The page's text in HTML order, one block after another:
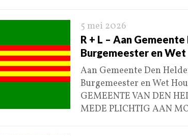
5 mei 2026
R + L – Aan
Burgemeester en
Aan Gemeente Den
Burgemeester en Wet
GEMEENTE VAN DEN
MEDE PLICHTIG AAN